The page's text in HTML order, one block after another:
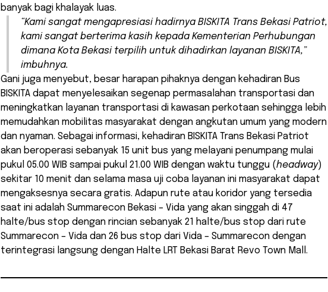
banyak bagi khalayak luas.
“Kami sangat mengapresiasi hadirnya BISKITA Trans Bekasi Patriot,
kami sangat berterima kasih kepada Kementerian Perhubungan
dimana Kota Bekasi terpilih untuk dihadirkan layanan BISKITA,”
imbuhnya.
Gani juga menyebut, besar harapan pihaknya dengan kehadiran Bus
BISKITA dapat menyelesaikan segenap permasalahan transportasi dan
meningkatkan layanan transportasi di kawasan perkotaan sehingga lebih
memudahkan mobilitas masyarakat dengan angkutan umum yang modern
dan nyaman. Sebagai informasi, kehadiran BISKITA Trans Bekasi Patriot
akan beroperasi sebanyak 15 unit bus yang melayani penumpang mulai
pukul 05.00 WIB sampai pukul 21.00 WIB dengan waktu tunggu (headway)
sekitar 10 menit dan selama masa uji coba layanan ini masyarakat dapat
mengaksesnya secara gratis. Adapun rute atau koridor yang tersedia
saat ini adalah Summarecon Bekasi – Vida yang akan singgah di 47
halte/bus stop dengan rincian sebanyak 21 halte/bus stop dari rute
Summarecon – Vida dan 26 bus stop dari Vida – Summarecon dengan
terintegrasi langsung dengan Halte LRT Bekasi Barat Revo Town Mall.